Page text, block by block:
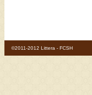
©2011-2012 Littera - FCSH